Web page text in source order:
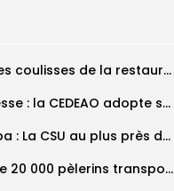
Magal Touba : dans les coulisses de la restauration de la presse...
Politique de la jeunesse : la CEDEAO adopte son plan d’actions stratégiques...
Grand Magal de Touba : La CSU au plus près des pèlerins
Magal 2026 : près de 20 000 pèlerins transportés vers Touba en...